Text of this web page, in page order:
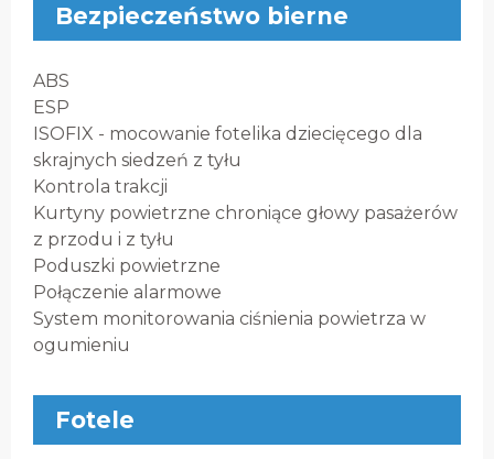
Bezpieczeństwo bierne
ABS
ESP
ISOFIX - mocowanie fotelika dziecięcego dla
skrajnych siedzeń z tyłu
Kontrola trakcji
Kurtyny powietrzne chroniące głowy pasażerów
z przodu i z tyłu
Poduszki powietrzne
Połączenie alarmowe
System monitorowania ciśnienia powietrza w
ogumieniu
Fotele